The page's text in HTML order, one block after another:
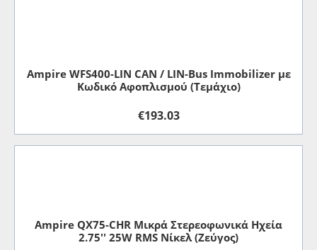
Ampire WFS400-LIN CAN / LIN-Bus Immobilizer με
Κωδικό Αφοπλισμού (Τεμάχιο)
€193.03
Ampire QX75-CHR Μικρά Στερεοφωνικά Ηχεία
2.75'' 25W RMS Νίκελ (Ζεύγος)